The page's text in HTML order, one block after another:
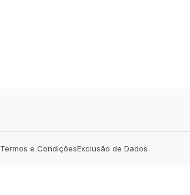
Termos e CondiçõesExclusão de Dados